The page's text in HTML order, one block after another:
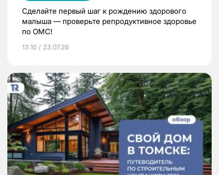
Сделайте первый шаг к рождению здорового
малыша — проверьте репродуктивное здоровье
по ОМС!
13:10 / 23.07.26